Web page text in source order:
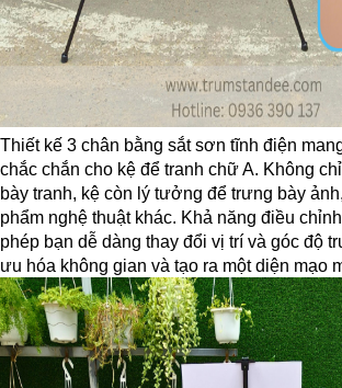
Thiết kế 3 chân bằng sắt sơn tĩnh điện
chắc chắn cho kệ để tranh chữ A. Không
bày tranh, kệ còn lý tưởng để trưng bày
phẩm nghệ thuật khác. Khả năng điều
phép bạn dễ dàng thay đổi vị trí và góc độ
ưu hóa không gian và tạo ra một diện mạo